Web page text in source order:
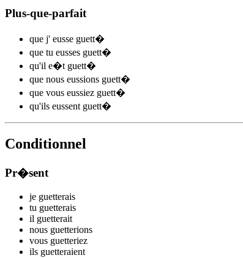
Plus-que-parfait
que j' eusse guett�
que tu eusses guett�
qu'il e�t guett�
que nous eussions guett�
que vous eussiez guett�
qu'ils eussent guett�
Conditionnel
Pr�sent
je guetterais
tu guetterais
il guetterait
nous guetterions
vous guetteriez
ils guetteraient